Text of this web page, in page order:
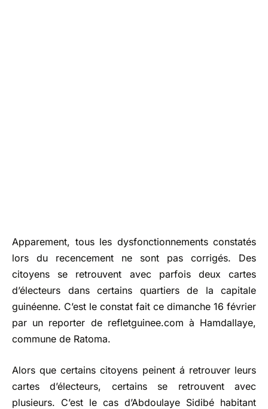
Apparement, tous les dysfonctionnements constatés
lors du recencement ne sont pas corrigés. Des
citoyens se retrouvent avec parfois deux cartes
d’électeurs dans certains quartiers de la capitale
guinéenne. C’est le constat fait ce dimanche 16 février
par un reporter de refletguinee.com à Hamdallaye,
commune de Ratoma.
Alors que certains citoyens peinent á retrouver leurs
cartes d’électeurs, certains se retrouvent avec
plusieurs. C’est le cas d’Abdoulaye Sidibé habitant